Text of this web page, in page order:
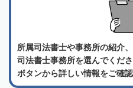
所属司法書士や事務所の紹介
司法書士事務所を選んでくだ
ボタンから詳しい情報をご確認